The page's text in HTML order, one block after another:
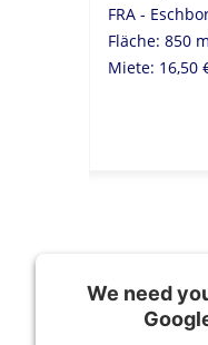
FRA -
Fläche: 850 m
Miete: 16,50
We need